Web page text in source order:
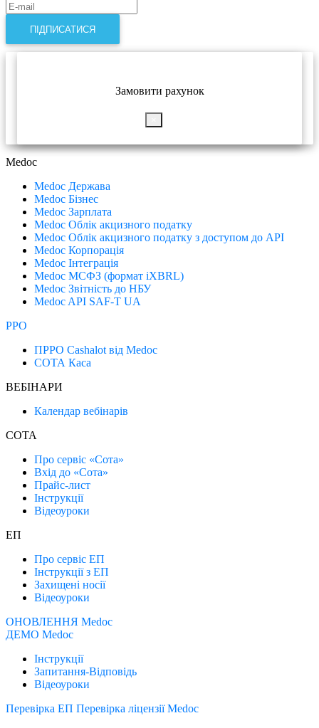
ПІДПИСАТИСЯ
Замовити рахунок
Medoc
Medoc Держава
Medoc Бізнес
Medoc Зарплата
Medoc Облік акцизного податку
Medoc Облік акцизного податку з доступом до API
Medoc Корпорація
Medoc Інтеграція
Medoc МСФЗ (формат іХBRL)
Medoc Звітність до НБУ
Medoc API SAF-T UA
РРО
ПРРО Cashalot від Medoc
СОТА Каса
ВЕБІНАРИ
Календар вебінарів
СОТА
Про сервіс «Сота»
Вхід до «Сота»
Прайс-лист
Інструкції
Відеоуроки
ЕП
Про сервіс ЕП
Інструкції з ЕП
Захищені носії
Відеоуроки
ОНОВЛЕННЯ Medoc
ДЕМО Medoc
Інструкції
Запитання-Відповідь
Відеоуроки
Перевірка ЕП Перевірка ліцензії Medoc